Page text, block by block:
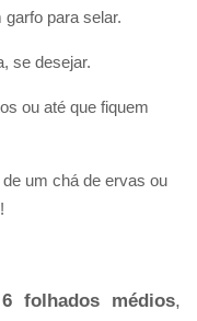
para selar.
se desejar.
ou até que fiquem
um chá de ervas ou
6 folhados médios,